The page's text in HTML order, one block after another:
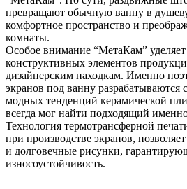
превращают обычную ванну в
комфортное пространство и
комнаты.
Oсобое внимание “МетаКам”
конструктивных элементов
дизайнерским находкам. Именно
экранов под ванну разрабатываются
модных тенденций керамической
всегда мог найти подходящий
Технология термотрансферной
при производстве экранов,
и долговечные рисунки,
износоустойчивость.